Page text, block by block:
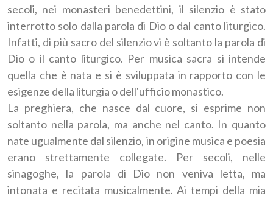
secoli, nei monasteri benedettini, il silenzio è stato
interrotto solo dalla parola di Dio o dal canto liturgico.
Infatti, di più sacro del silenzio vi è soltanto la parola di
Dio o il canto liturgico. Per musica sacra si intende
quella che è nata e si è sviluppata in rapporto con le
esigenze della liturgia o dell'ufficio monastico.
La preghiera, che nasce dal cuore, si esprime non
soltanto nella parola, ma anche nel canto. In quanto
nate ugualmente dal silenzio, in origine musica e poesia
erano strettamente collegate. Per secoli, nelle
sinagoghe, la parola di Dio non veniva letta, ma
intonata e recitata musicalmente. Ai tempi della mia